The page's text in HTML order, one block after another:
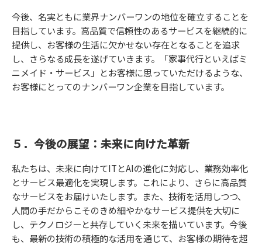
今後、名実ともに業界ナンバーワンの地位を確立することを
目指しています。高品質で信頼性のあるサービスを継続的に
提供し、お客様の生活に欠かせない存在となることを追求
し、さらなる成長を遂げていきます。「家事代行といえばミ
ニメイド・サービス」とお客様に思っていただけるような、
お客様にとってのナンバーワン企業を目指しています。
５．今後の展望：未来に向けた革新
私たちは、未来に向けてITとAIの進化に対応し、業務効率化
とサービス最適化を実現します。これにより、さらに高品質
なサービスをお届けいたします。また、技術を活用しつつ、
人間の手だからこそのきめ細やかなサービス提供を大切に
し、テクノロジーと共存していく未来を描いています。今後
も、最新の技術の積極的な活用を通じて、お客様の期待を超